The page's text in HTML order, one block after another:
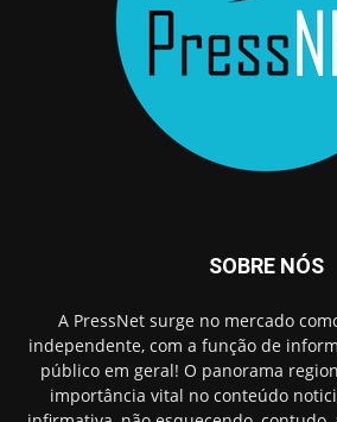
SOBRE NÓS
A PressNet surge no mercado
independente, com a função de
público em geral! O panorama
importância vital no conteúdo